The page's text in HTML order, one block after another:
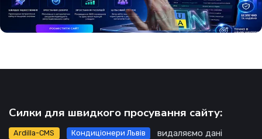
Силки для швидкого просування сайту:
Ardilla-CMS Кондиціонери Львів видаляємо дані